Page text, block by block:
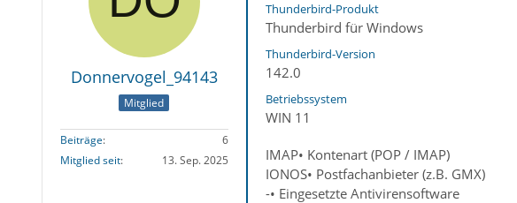
Donnervogel_94143
Mitglied
Beiträge
6
Mitglied seit
13. Sep. 2025
Thunderbird-Produkt
Thunderbird für Windows
Thunderbird-Version
142.0
Betriebssystem
WIN 11
IMAP• Kontenart (POP / IMAP)
IONOS• Postfachanbieter (z.B. GMX)
-• Eingesetzte Antivirensoftware